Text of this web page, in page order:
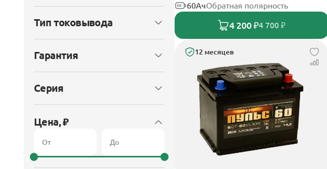
Тип токовывода
Гарантия
Серия
Цена, ₽
60АчОбратная полярность
4 200 ₽4 700 ₽
12 месяцев